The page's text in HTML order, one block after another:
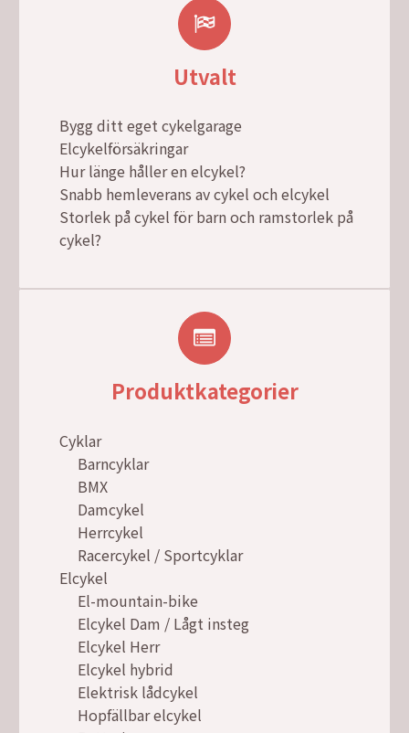
Utvalt
Bygg ditt eget cykelgarage
Elcykelförsäkringar
Hur länge håller en elcykel?
Snabb hemleverans av cykel och elcykel
Storlek på cykel för barn och ramstorlek på
cykel?
Produktkategorier
Cyklar
Barncyklar
BMX
Damcykel
Herrcykel
Racercykel / Sportcyklar
Elcykel
El-mountain-bike
Elcykel Dam / Lågt insteg
Elcykel Herr
Elcykel hybrid
Elektrisk lådcykel
Hopfällbar elcykel